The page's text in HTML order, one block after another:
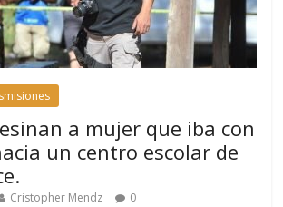
a mujer que iba con
un centro escolar de
Cristopher Mendz 0